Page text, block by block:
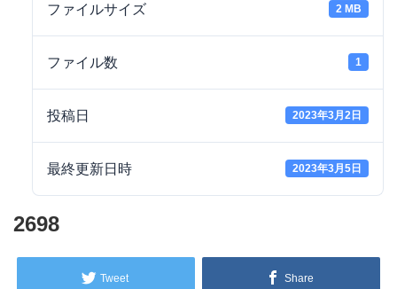
ファイルサイズ 2 MB
ファイル数 1
投稿日 2023年3月2日
最終更新日時 2023年3月5日
2698
Tweet Share